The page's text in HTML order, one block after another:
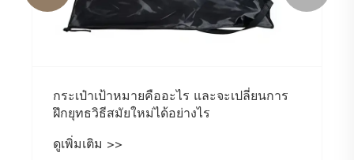
กระเป๋าเป้าหมายคืออะไร และจะเปลี่ยนการ
ฝึกยุทธวิธีสมัยใหม่ได้อย่างไร
ดูเพิ่มเติม >>